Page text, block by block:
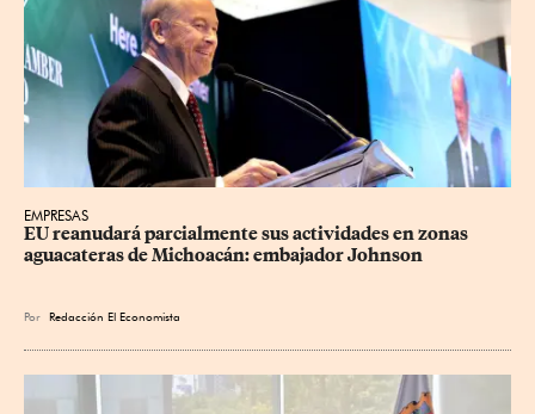
EMPRESAS
EU reanudará parcialmente sus actividades en zonas
aguacateras de Michoacán: embajador Johnson
Por Redacción El Economista